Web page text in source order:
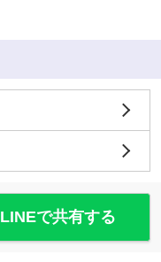
LINEで共有する